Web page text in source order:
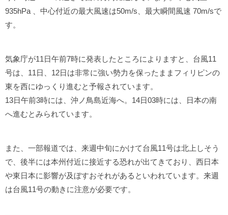
935hPa 、中心付近の最大風速は50m/s、最大瞬間風速 70m/sで
す。
気象庁が11日午前7時に発表したところによりますと、台風11
号は、11日、12日は非常に強い勢力を保ったままフィリピンの
東を西にゆっくり進むと予報されています。
13日午前3時には、沖ノ鳥島近海へ。14日03時には、日本の南
へ進むとみられています。
また、一部報道では、来週中旬にかけて台風11号は北上しそう
で、後半には本州付近に接近する恐れが出てきており、西日本
や東日本に影響が及ぼすおそれがあるといわれています。来週
は台風11号の動きに注意が必要です。